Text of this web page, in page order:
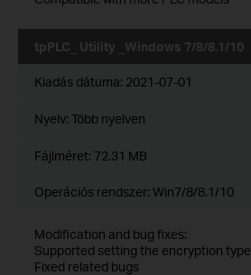
tpPLC_ Utility _Windows 7/8/8.1/10
Kiadás dátuma: 2021-07-01
Nyelv: Több nyelven
Fájlméret: 72.31 MB
Operációs rendszer: Win7/8/8.1/10
Modification and bug fixes:
Supported setting the encryption type
Fixed related bugs